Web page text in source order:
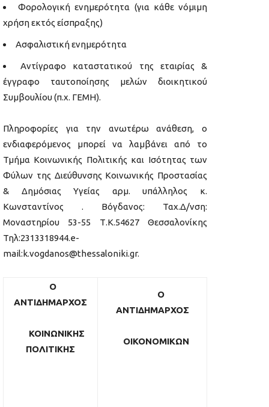
Φορολογική ενημερότητα (για κάθε νόμιμη
χρήση εκτός είσπραξης)
Ασφαλιστική ενημερότητα
Αντίγραφο καταστατικού της εταιρίας &
έγγραφο ταυτοποίησης μελών διοικητικού
Συμβουλίου (π.χ. ΓΕΜΗ).
Πληροφορίες για την ανωτέρω ανάθεση, ο
ενδιαφερόμενος μπορεί να λαμβάνει από το
Τμήμα Κοινωνικής Πολιτικής και Ισότητας των
Φύλων της Διεύθυνσης Κοινωνικής Προστασίας
& Δημόσιας Υγείας αρμ. υπάλληλος κ.
Κωνσταντίνος . Βόγδανος: Ταχ.Δ/νση:
Μοναστηρίου 53-55 Τ.Κ.54627 Θεσσαλονίκης
Τηλ:2313318944.e-
mail:k.vogdanos@thessaloniki.gr.
O
ΑΝΤΙΔΗΜΑΡΧΟΣ
ΚΟΙΝΩΝΙΚΗΣ
ΠΟΛΙΤΙΚΗΣ
Ο
ΑΝΤΙΔΗΜΑΡΧΟΣ
ΟΙΚΟΝΟΜΙΚΩΝ